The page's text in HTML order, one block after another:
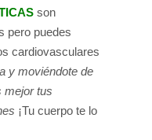
son
pero puedes
cardiovasculares
y moviéndote de
mejor tus
¡Tu cuerpo te lo